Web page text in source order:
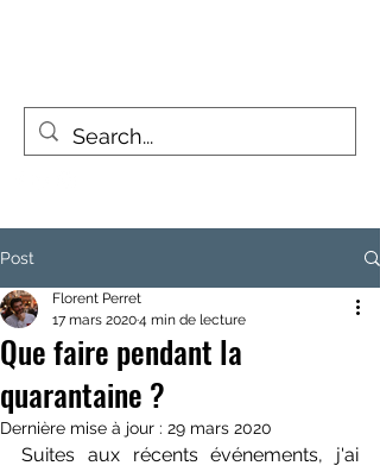
Post
Que faire pendant la
quarantaine ?
Florent Perret
17 mars 20204 min de lecture
Dernière mise à jour : 29 mars 2020
Suites aux récents événements, j'ai